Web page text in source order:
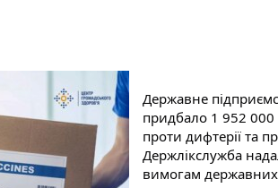
Державне
придбало 1 952
проти дифтерії та
Держлікслужба
вимогам державних